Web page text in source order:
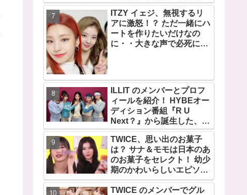
じられてタジタジに
ITZY イェジ、無視するリ
アに激怒！？ ただ一緒にハ
ートを作りたいだけなの
に・・大きな声で必死にア
ILLIT のメンバーとプロフ
ィールを紹介！ HYBEオー
ディション番組『R U
Next？』から誕生した、日
本人のイロハとモカを含む
5人組ガールズグループ！
デビュー曲「Magnetic」が
いきなりの大ヒット
TWICE、思い出のお菓子
は？ サナ＆モモは日本のあ
のお菓子をセレクト！ 幼少
期のかわいらしいエピソー
ドも公開
TWICE のメンバーでグル